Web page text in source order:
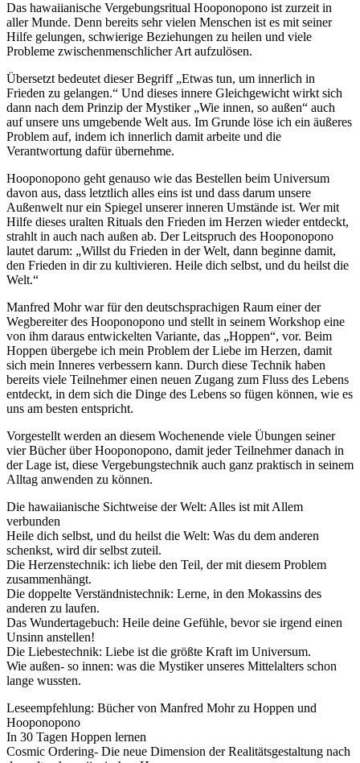
Das hawaiianische Vergebungsritual Hooponopono ist zurzeit in
aller Munde. Denn bereits sehr vielen Menschen ist es mit seiner
Hilfe gelungen, schwierige Beziehungen zu heilen und viele
Probleme zwischenmenschlicher Art aufzulösen.
Übersetzt bedeutet dieser Begriff „Etwas tun, um innerlich in
Frieden zu gelangen.“ Und dieses innere Gleichgewicht wirkt sich
dann nach dem Prinzip der Mystiker „Wie innen, so außen“ auch
auf unsere uns umgebende Welt aus. Im Grunde löse ich ein äußeres
Problem auf, indem ich innerlich damit arbeite und die
Verantwortung dafür übernehme.
Hooponopono geht genauso wie das Bestellen beim Universum
davon aus, dass letztlich alles eins ist und dass darum unsere
Außenwelt nur ein Spiegel unserer inneren Umstände ist. Wer mit
Hilfe dieses uralten Rituals den Frieden im Herzen wieder entdeckt,
strahlt in auch nach außen ab. Der Leitspruch des Hooponopono
lautet darum: „Willst du Frieden in der Welt, dann beginne damit,
den Frieden in dir zu kultivieren. Heile dich selbst, und du heilst die
Welt.“
Manfred Mohr war für den deutschsprachigen Raum einer der
Wegbereiter des Hooponopono und stellt in seinem Workshop eine
von ihm daraus entwickelten Variante, das „Hoppen“, vor. Beim
Hoppen übergebe ich mein Problem der Liebe im Herzen, damit
sich mein Inneres verbessern kann. Durch diese Technik haben
bereits viele Teilnehmer einen neuen Zugang zum Fluss des Lebens
entdeckt, in dem sich die Dinge des Lebens so fügen können, wie es
uns am besten entspricht.
Vorgestellt werden an diesem Wochenende viele Übungen seiner
vier Bücher über Hooponopono, damit jeder Teilnehmer danach in
der Lage ist, diese Vergebungstechnik auch ganz praktisch in seinem
Alltag anwenden zu können.
Die hawaiianische Sichtweise der Welt: Alles ist mit Allem
verbunden
Heile dich selbst, und du heilst die Welt: Was du dem anderen
schenkst, wird dir selbst zuteil.
Die Herzenstechnik: ich liebe den Teil, der mit diesem Problem
zusammenhängt.
Die doppelte Verständnistechnik: Lerne, in den Mokassins des
anderen zu laufen.
Das Wundertagebuch: Heile deine Gefühle, bevor sie irgend einen
Unsinn anstellen!
Die Liebestechnik: Liebe ist die größte Kraft im Universum.
Wie außen- so innen: was die Mystiker unseres Mittelalters schon
lange wussten.
Leseempfehlung: Bücher von Manfred Mohr zu Hoppen und
Hooponopono
In 30 Tagen Hoppen lernen
Cosmic Ordering- Die neue Dimension der Realitätsgestaltung nach